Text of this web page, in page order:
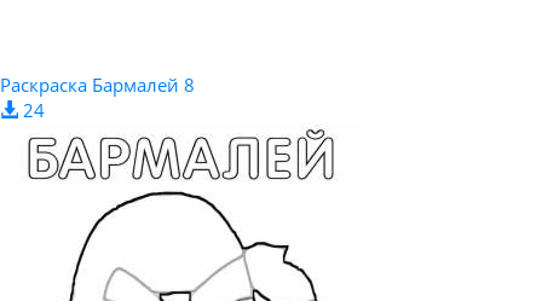
Раскраска Бармалей 8
24